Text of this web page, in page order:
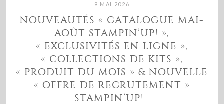
9 MAI 2026
NOUVEAUTÉS « CATALOGUE MAI-
AOÛT STAMPIN’UP! »,
« EXCLUSIVITÉS EN LIGNE »,
« COLLECTIONS DE KITS »,
« PRODUIT DU MOIS » & NOUVELLE
« OFFRE DE RECRUTEMENT »
STAMPIN’UP!…